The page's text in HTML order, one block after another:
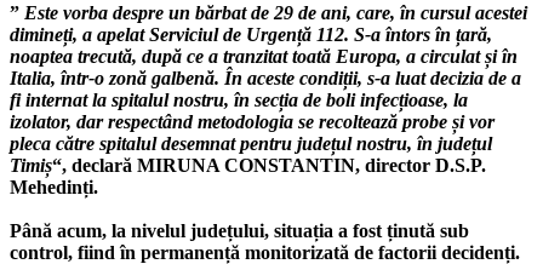
” Este vorba despre un bărbat de 29 de ani, care, în cursul acestei
dimineți, a apelat Serviciul de Urgență 112. S-a întors în țară,
noaptea trecută, după ce a tranzitat toată Europa, a circulat și în
Italia, într-o zonă galbenă. În aceste condiții, s-a luat decizia de a
fi internat la spitalul nostru, în secția de boli infecțioase, la
izolator, dar respectând metodologia se recoltează probe și vor
pleca către spitalul desemnat pentru județul nostru, în județul
Timiș“, declară MIRUNA CONSTANTIN, director D.S.P.
Mehedinți.
Până acum, la nivelul județului, situația a fost ținută sub
control, fiind în permanență monitorizată de factorii decidenți.